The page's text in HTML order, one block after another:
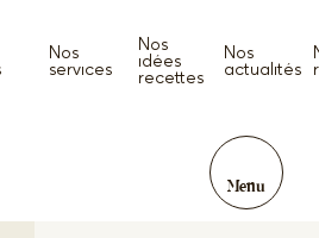
Nos
services
Nos
idées
recettes
Nos
actualités
Menu